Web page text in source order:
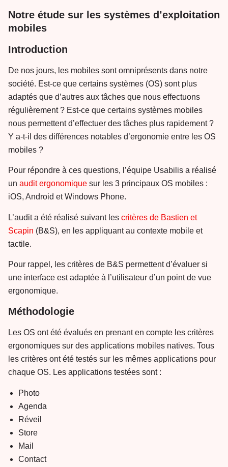
Notre étude sur les systèmes d’exploitation
mobiles
Introduction
De nos jours, les mobiles sont omniprésents dans notre
société. Est-ce que certains systèmes (OS) sont plus
adaptés que d’autres aux tâches que nous effectuons
régulièrement ? Est-ce que certains systèmes mobiles
nous permettent d’effectuer des tâches plus rapidement ?
Y a-t-il des différences notables d’ergonomie entre les OS
mobiles ?
Pour répondre à ces questions, l’équipe Usabilis a réalisé
un audit ergonomique sur les 3 principaux OS mobiles :
iOS, Android et Windows Phone.
L’audit a été réalisé suivant les critères de Bastien et
Scapin (B&S), en les appliquant au contexte mobile et
tactile.
Pour rappel, les critères de B&S permettent d’évaluer si
une interface est adaptée à l’utilisateur d’un point de vue
ergonomique.
Méthodologie
Les OS ont été évalués en prenant en compte les critères
ergonomiques sur des applications mobiles natives. Tous
les critères ont été testés sur les mêmes applications pour
chaque OS. Les applications testées sont :
Photo
Agenda
Réveil
Store
Mail
Contact